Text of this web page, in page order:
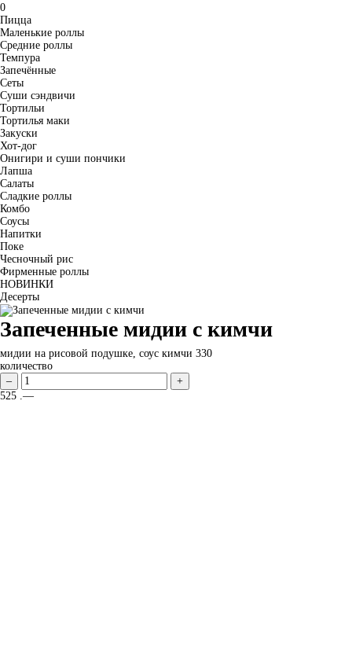
0
Пицца
Маленькие роллы
Средние роллы
Темпура
Запечённые
Сеты
Суши сэндвичи
Тортильи
Тортилья маки
Закуски
Хот-дог
Онигири и суши пончики
Лапша
Салаты
Сладкие роллы
Комбо
Соусы
Напитки
Поке
Чесночный рис
Фирменные роллы
НОВИНКИ
Десерты
Запеченные мидии с кимчи
мидии на рисовой подушке, соус кимчи 330
количество
–
+
525 .—